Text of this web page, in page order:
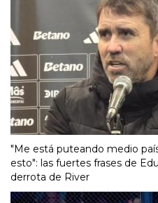
"Me está puteando medio
esto": las fuertes frases de
derrota de River